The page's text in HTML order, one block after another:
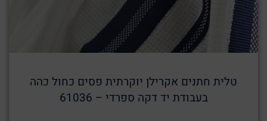
טלית חתנים אקרילן יוקרתית פסים כחול כהה
בעבודת יד דקה ספרדי – 61036